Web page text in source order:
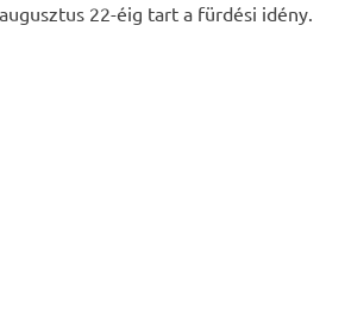
22-éig tart a fürdési idény.